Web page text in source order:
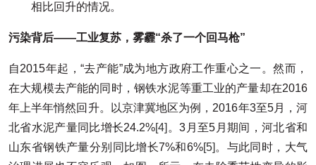
相比回升的情况。
污染背后——工业复苏，雾霾“杀了一个回马枪”
自2015年起，“去产能”成为地方政府工作重心之一。然而，
在大规模去产能的同时，钢铁水泥等重工业的产量却在2016
年上半年悄然回升。以京津冀地区为例，2016年3至5月，河
北省水泥产量同比增长24.2%[4] 。3月至5月期间，河北省和
山东省钢铁产量分别同比增长7%和6%[5] 。与此同时，大气